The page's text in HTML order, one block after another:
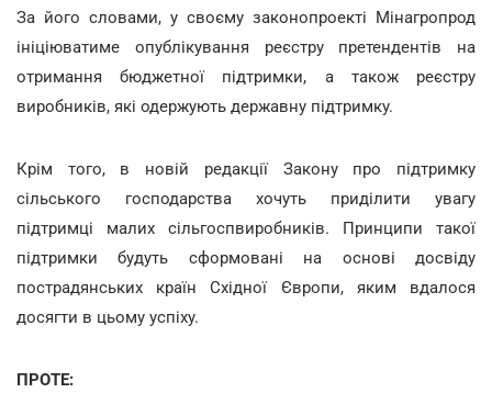
За його словами, у своєму законопроекті Мінагропрод
ініціюватиме опублікування реєстру претендентів на
отримання бюджетної підтримки, а також реєстру
виробників, які одержують державну підтримку.
Крім того, в новій редакції Закону про підтримку
сільського господарства хочуть приділити увагу
підтримці малих сільгоспвиробників. Принципи такої
підтримки будуть сформовані на основі досвіду
пострадянських країн Східної Європи, яким вдалося
досягти в цьому успіху.
ПРОТЕ: